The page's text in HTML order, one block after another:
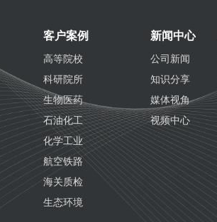
客户案例
高等院校
科研院所
生物医药
石油化工
化学工业
航空铁路
海关质检
生态环境
新闻中心
公司新闻
知识分享
媒体视角
视频中心